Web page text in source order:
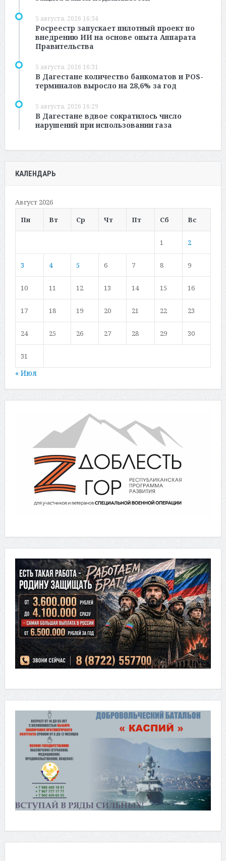
5 августа, 2026 16:34
Росреестр запускает пилотный проект по
внедрению ИИ на основе опыта Аппарата
Правительства
5 августа, 2026 16:31
В Дагестане количество банкоматов и POS-
терминалов выросло на 28,6% за год
5 августа, 2026 16:29
В Дагестане вдвое сократилось число
нарушений при использовании газа
КАЛЕНДАРЬ
Август 2026
Пн
Вт Ср Чт Пт Сб Вс
1 2
3 4 5 6 7 8 9
10 11 12 13 14 15 16
17 18 19 20 21 22 23
24 25 26 27 28 29 30
31
« Июл